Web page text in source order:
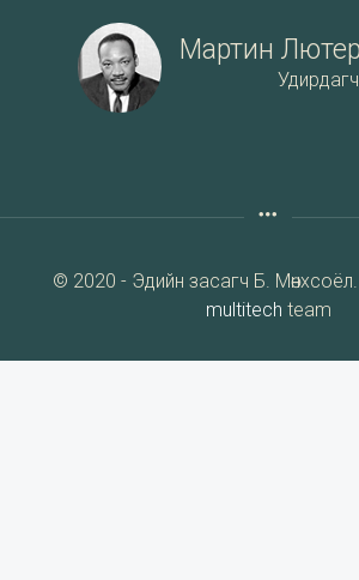
Мартин
Удирдагч
© 2020 - Эдийн засагч Б.
multitech team